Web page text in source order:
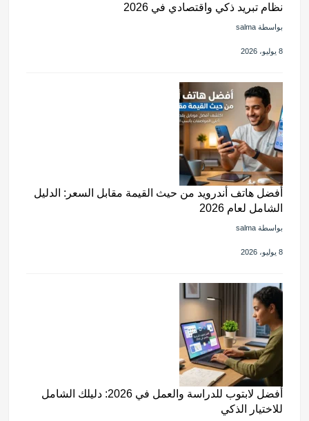
نظام تبريد ذكي واقتصادي في 2026
بواسطة salma
8 يوليو، 2026
أفضل هاتف أندرويد من حيث القيمة مقابل السعر: الدليل
الشامل لعام 2026
بواسطة salma
8 يوليو، 2026
أفضل لابتوب للدراسة والعمل في 2026: دليلك الشامل
للاختيار الذكي